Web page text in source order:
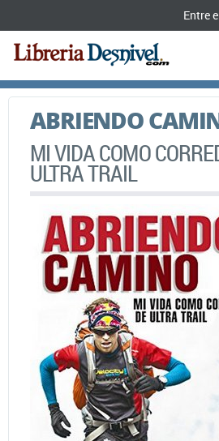
Entre
ABRIENDO
MI VIDA COMO
ULTRA TRAIL